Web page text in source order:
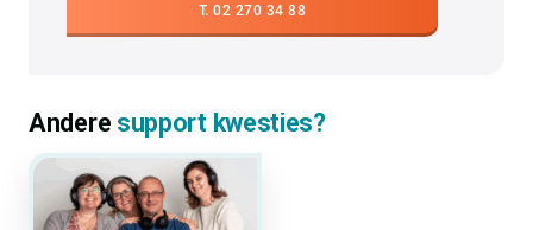
T. 02 270 34 88
Andere support kwesties?